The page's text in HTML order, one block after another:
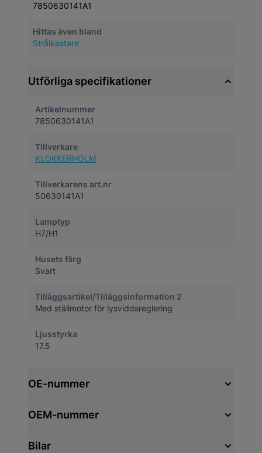
7850630141A1
Hittas även bland
Strålkastare
Utförliga specifikationer
Artikelnummer
7850630141A1
Tillverkare
KLOKKERHOLM
Tillverkarens art.nr
50630141A1
Lamptyp
H7/H1
Husets färg
Svart
Tilläggsartikel/Tilläggsinformation 2
Med ställmotor för lysviddsreglering
Ljusstyrka
17.5
OE-nummer
OEM-nummer
Bilar